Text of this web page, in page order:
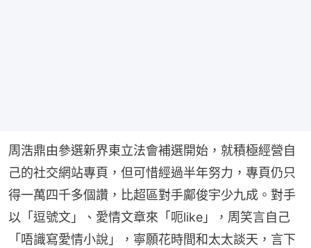
周浩鼎由參選新界東立法會補選開始，就積極經營自
己的社交網站專頁，但可惜經過半年努力，專頁仍只
得一萬四千多個讚，比超區對手鄺俊宇少九成。對手
以「逗號文」、愛情文章來「呃like」，周笑言自己
「唔識寫愛情小說」，寧願花時間和太太談天，言下